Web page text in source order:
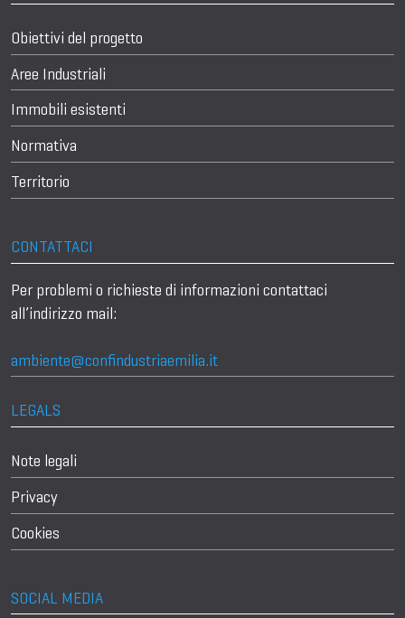
Obiettivi del progetto
Aree Industriali
Immobili esistenti
Normativa
Territorio
CONTATTACI
Per problemi o richieste di informazioni contattaci
all’indirizzo mail:
ambiente@confindustriaemilia.it
LEGALS
Note legali
Privacy
Cookies
SOCIAL MEDIA